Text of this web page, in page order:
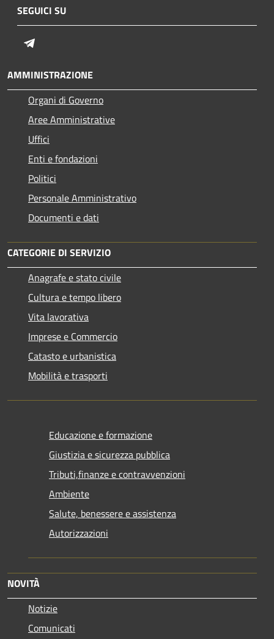
SEGUICI SU
AMMINISTRAZIONE
Organi di Governo
Aree Amministrative
Uffici
Enti e fondazioni
Politici
Personale Amministrativo
Documenti e dati
CATEGORIE DI SERVIZIO
Anagrafe e stato civile
Cultura e tempo libero
Vita lavorativa
Imprese e Commercio
Catasto e urbanistica
Mobilità e trasporti
Educazione e formazione
Giustizia e sicurezza pubblica
Tributi,finanze e contravvenzioni
Ambiente
Salute, benessere e assistenza
Autorizzazioni
NOVITÀ
Notizie
Comunicati